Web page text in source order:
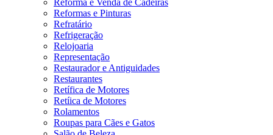
Reforma e Venda de Cadeiras
Reformas e Pinturas
Refratário
Refrigeração
Relojoaria
Representação
Restaurador e Antiguidades
Restaurantes
Retífica de Motores
Retíica de Motores
Rolamentos
Roupas para Cães e Gatos